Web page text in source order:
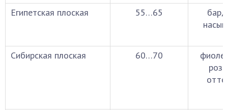
Египетская плоская
55…65
Сибирская плоская 60…70